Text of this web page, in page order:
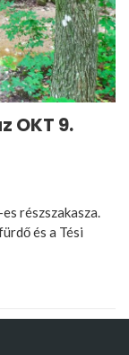
OKT 9.
részszakasza.
és a Tési